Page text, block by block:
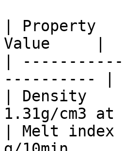
| Property
Value     |
|
---------- |
| Density
1.31g/cm3 at
| Melt